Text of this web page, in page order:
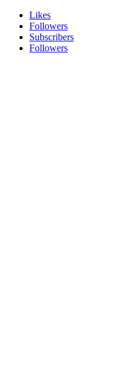
Likes
Followers
Subscribers
Followers